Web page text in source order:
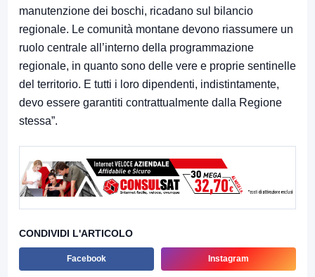
manutenzione dei boschi, ricadano sul bilancio
regionale. Le comunità montane devono riassumere un
ruolo centrale all’interno della programmazione
regionale, in quanto sono delle vere e proprie sentinelle
del territorio. E tutti i loro dipendenti, indistintamente,
devo essere garantiti contrattualmente dalla Regione
stessa”.
CONDIVIDI L'ARTICOLO
Facebook Instagram